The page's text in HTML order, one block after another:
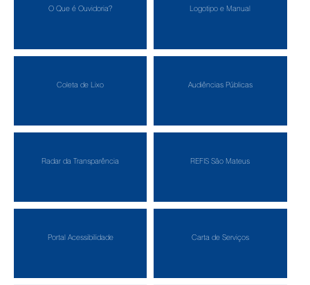
O Que é Ouvidoria? Logotipo e Manual
Coleta de Lixo Audiências Públicas
Radar da Transparência REFIS São Mateus
Portal Acessibilidade Carta de Serviços